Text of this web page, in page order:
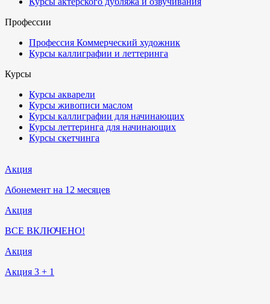
Профессии
Профессия Коммерческий художник
Курсы каллиграфии и леттеринга
Курсы
Курсы акварели
Курсы живописи маслом
Курсы каллиграфии для начинающих
Курсы леттеринга для начинающих
Курсы скетчинга
Акция
Абонемент на 12 месяцев
Акция
ВСЕ ВКЛЮЧЕНО!
Акция
Акция 3 + 1